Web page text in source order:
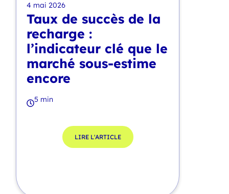
4 mai 2026
Taux de succès de la
recharge :
l’indicateur clé que le
marché sous-estime
encore
5 min
LIRE L'ARTICLE